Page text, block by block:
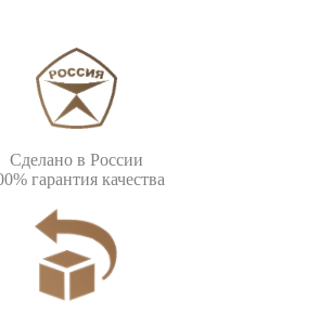
Сделано в России
гарантия качества